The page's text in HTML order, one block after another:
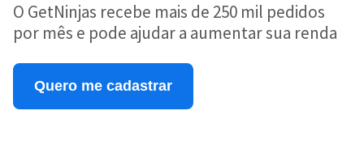
O GetNinjas recebe mais de 250 mil pedidos
por mês e pode ajudar a aumentar sua renda
Quero me cadastrar